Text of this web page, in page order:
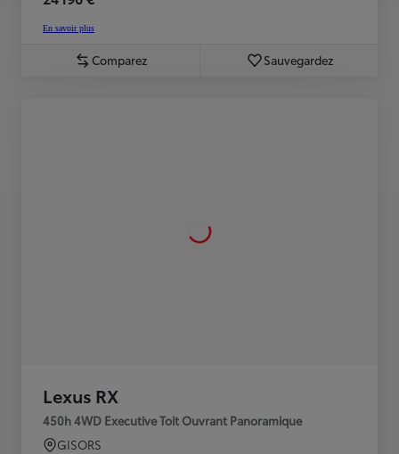
En savoir plus
Comparez Sauvegardez
Lexus RX
450h 4WD Executive Toit Ouvrant Panoramique
GISORS